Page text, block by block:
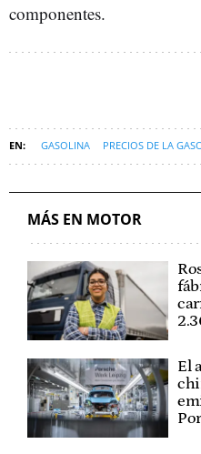
componentes.
GASOLINA PRECIOS DE LA
MÁS EN MOTOR
El